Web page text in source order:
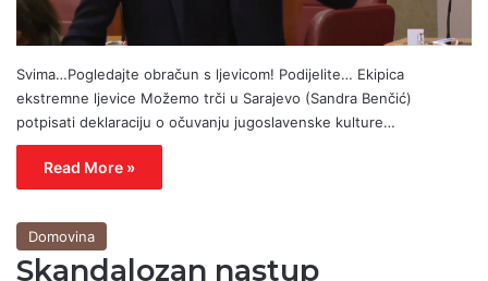
Svima…Pogledajte obračun s ljevicom! Podijelite… Ekipica
ekstremne ljevice Možemo trči u Sarajevo (Sandra Benčić)
potpisati deklaraciju o očuvanju jugoslavenske kulture…
Read More »
Domovina
Skandalozan nastup